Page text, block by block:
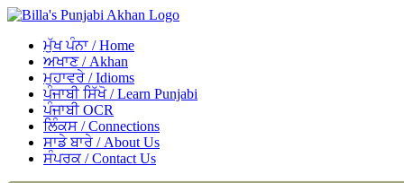
ਮੁੱਖ ਪੰਨਾ / Home
ਅਖਾਣ / Akhan
ਮੁਹਾਵਰੇ / Idioms
ਪੰਜਾਬੀ ਸਿੱਖੋ / Learn Punjabi
ਪੰਜਾਬੀ OCR
ਲਿੰਕਸ / Connections
ਸਾਡੇ ਬਾਰੇ / About Us
ਸੰਪਰਕ / Contact Us